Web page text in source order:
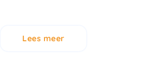
Lees meer